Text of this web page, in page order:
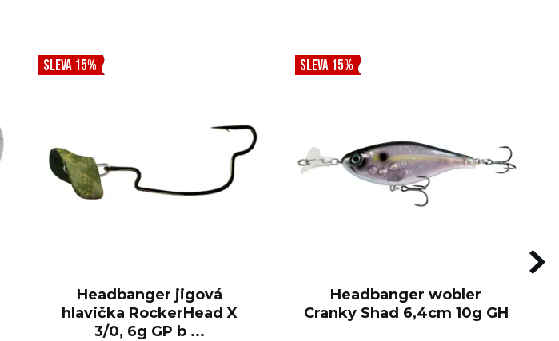
SLEVA 15%
Headbanger jigová
hlavička RockerHead X
3/0, 6g GP b ...
SLEVA 15%
Headbanger wobler
Cranky Shad 6,4cm 10g GH